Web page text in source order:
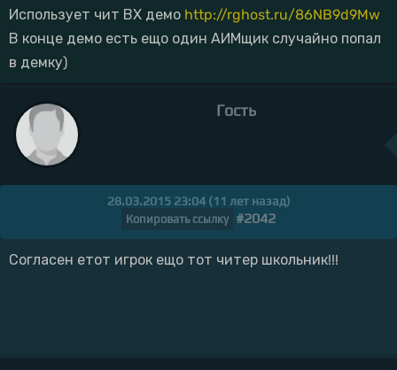
Использует чит ВХ демо http://rghost.ru/86NB9d9Mw
В конце демо есть ещо один АИМщик случайно попал
в демку)
Гость
28.03.2015 23:04 (11 лет назад)
Копировать ссылку #2042
Согласен етот игрок ещо тот читер школьник!!!